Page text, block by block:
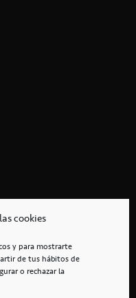
cookies
y para mostrarte
de tus hábitos de
o rechazar la